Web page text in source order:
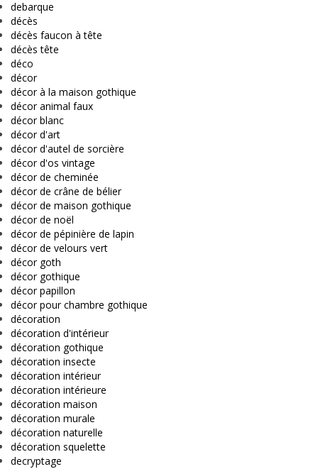
debarque
décès
décès faucon à tête
décès tête
déco
décor
décor à la maison gothique
décor animal faux
décor blanc
décor d'art
décor d'autel de sorcière
décor d'os vintage
décor de cheminée
décor de crâne de bélier
décor de maison gothique
décor de noël
décor de pépinière de lapin
décor de velours vert
décor goth
décor gothique
décor papillon
décor pour chambre gothique
décoration
décoration d'intérieur
décoration gothique
décoration insecte
décoration intérieur
décoration intérieure
décoration maison
décoration murale
décoration naturelle
décoration squelette
decryptage